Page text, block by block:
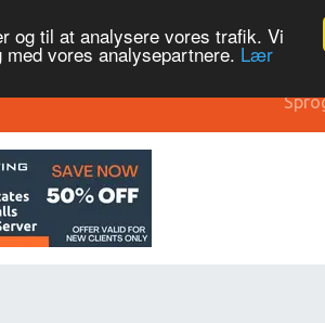
og til at analysere vores trafik. Vi
vores analysepartnere. Lær